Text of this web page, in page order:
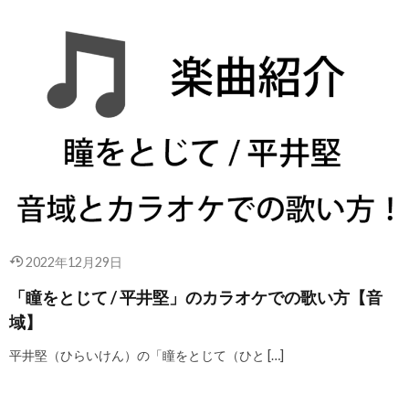
2022年12月29日
「瞳をとじて / 平井堅」のカラオケでの歌い方【音
域】
平井堅（ひらいけん）の「瞳をとじて（ひと […]